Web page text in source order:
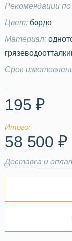
Рекомендации по
Цвет: бордо
Материал:
Срок
195 ₽
Итого:
58 500 ₽
Доставка и